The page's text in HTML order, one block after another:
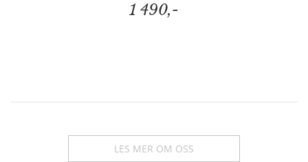
1 490,-
LES MER OM OSS